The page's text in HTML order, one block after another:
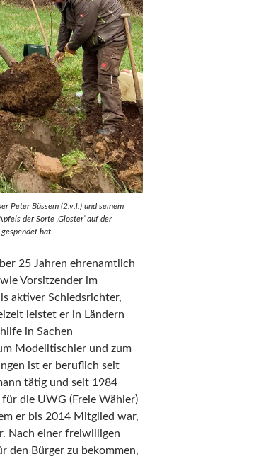
Peter Büssem (2.v.l.) und seinem
der Sorte ‚Gloster’ auf der
hat.
25 Jahren ehrenamtlich
Vorsitzender im
aktiver Schiedsrichter,
leistet er in Ländern
in Sachen
Modelltischler und zum
ist er beruflich seit
tätig und seit 1984
die UWG (Freie Wähler)
er bis 2014 Mitglied war,
Nach einer freiwilligen
den Bürger zu bekommen,